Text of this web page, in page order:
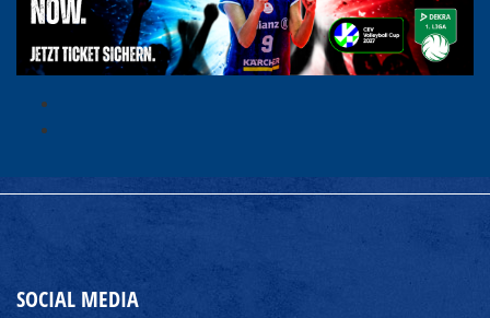
SOCIAL MEDIA